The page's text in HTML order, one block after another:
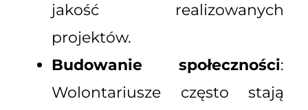
jakość realizowanych
projektów.
Budowanie społeczności:
Wolontariusze często stają